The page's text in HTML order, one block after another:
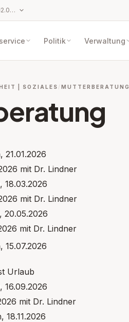
Öffnungszeiten: Mo - Fr: 7.30 Uhr bis 12.00 Uhr, Mo, Do: 13.00 Uhr bis 18.00 Uhr,
Politik Verwaltung
| SOZIALES MUTTERBERATUNG
21.01.2026
mit Dr. Lindner
18.03.2026
mit Dr. Lindner
20.05.2026
mit Dr. Lindner
15.07.2026
Urlaub
16.09.2026
mit Dr. Lindner
18.11.2026